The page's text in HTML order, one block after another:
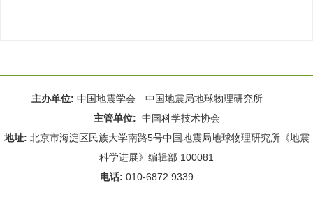
主办单位: 中国地震学会 中国地震局地球物理研究所
主管单位: 中国科学技术协会
地址: 北京市海淀区民族大学南路5号中国地震局地球物理研究所《地震
科学进展》编辑部 100081
电话: 010-6872 9339